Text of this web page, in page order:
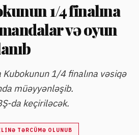
1/4 finalına
və oyun
1/4 finalına vəsiqə
müəyyənləşib.
da keçiriləcək.
TƏRCÜMƏ OLUNUB